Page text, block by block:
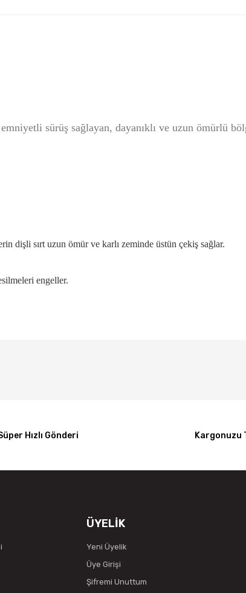
sürüş sağlayan, dayanıklı ve uzun ömürlü
dişli sırt uzun ömür ve karlı zeminde üstün çekiş sağlar.
engeller.
Hızlı Gönderi Kargonuzu
ÜYELİK
Yeni Üyelik
Üye Girişi
Şifremi Unuttum